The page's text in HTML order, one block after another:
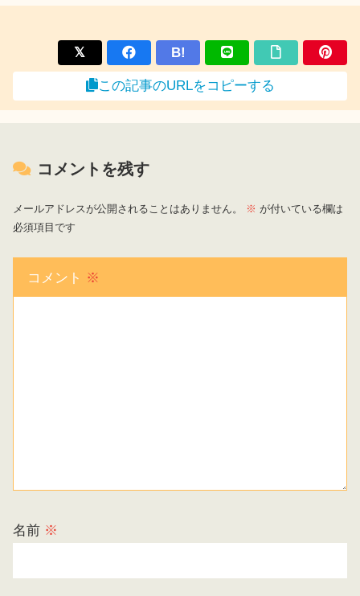
B!
この記事のURLをコピーする
コメントを残す
メールアドレスが公開されることはありません。 ※ が付いている欄は
必須項目です
コメント ※
名前 ※